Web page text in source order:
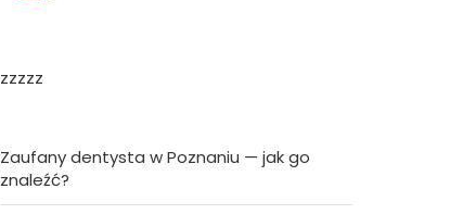
zzzzz
Zaufany dentysta w Poznaniu — jak go
znaleźć?